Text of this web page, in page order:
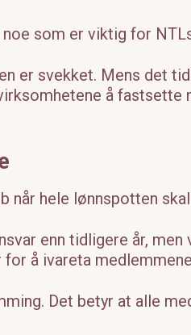
som er viktig for
er svekket. Mens det
å fastsette
når hele lønnspotten
enn tidligere år,
å ivareta
Det betyr at alle